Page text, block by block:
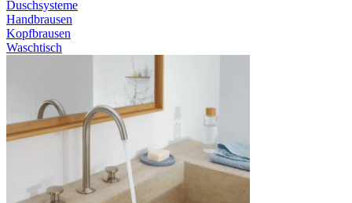
Duschsysteme
Handbrausen
Kopfbrausen
Waschtisch